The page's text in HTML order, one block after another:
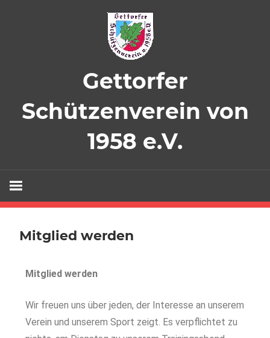
Gettorfer
Schützenverein von
1958 e.V.
Mitglied werden
Mitglied werden
Wir freuen uns über jeden, der Interesse an unserem
Verein und unserem Sport zeigt. Es verpflichtet zu